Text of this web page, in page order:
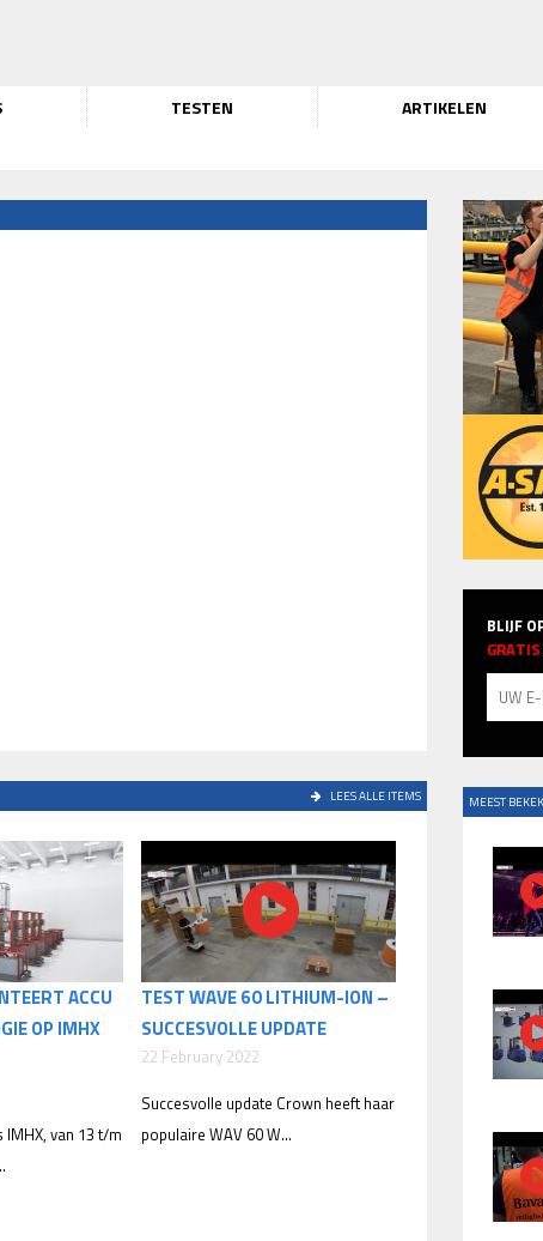
TESTEN ARTIKELEN
LEES ALLE ITEMS
ACCU
OP IMHX
van 13 t/m
TEST WAVE 60 LITHIUM-ION –
SUCCESVOLLE UPDATE
22 February 2022
Succesvolle update Crown heeft haar
populaire WAV 60 W...
BLIJF
GRATIS
MEEST